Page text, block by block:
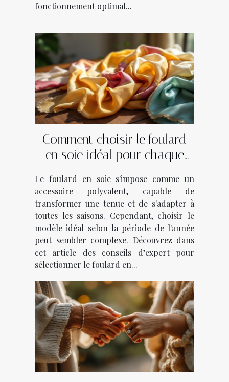
fonctionnement optimal...
Comment choisir le foulard
en soie idéal pour chaque
Le foulard en soie s'impose comme un
accessoire polyvalent, capable de
transformer une tenue et de s'adapter à
toutes les saisons. Cependant, choisir le
modèle idéal selon la période de l'année
peut sembler complexe. Découvrez dans
cet article des conseils d’expert pour
sélectionner le foulard en...